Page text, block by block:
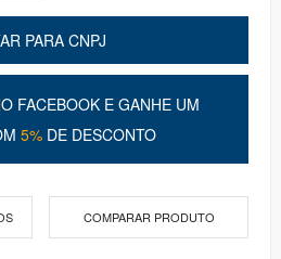
PARA CNPJ
FACEBOOK E GANHE UM
5% DE DESCONTO
COMPARAR PRODUTO